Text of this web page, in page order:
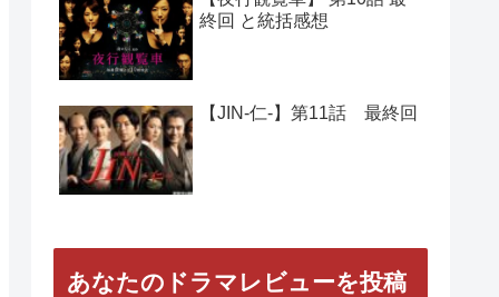
終回 と統括感想
【JIN-仁-】第11話 最終回
あなたのドラマレビューを投稿